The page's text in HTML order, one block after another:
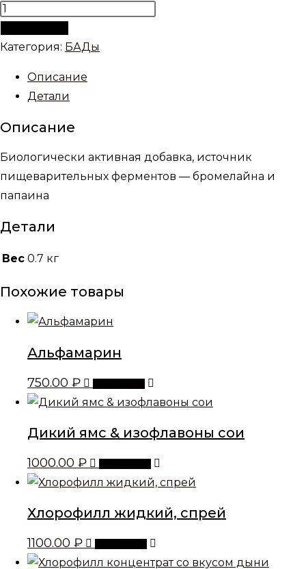
Количество
Бромелайн
папаин
Категория: БАДы
Описание
Детали
Описание
Биологически активная добавка, источник
пищеварительных ферментов — бромелайна и
папаина
Детали
Вес 0.7 кг
Похожие товары
Альфамарин
750.00 ₽
Дикий ямс & изофлавоны сои
1000.00 ₽
Хлорофилл жидкий, спрей
1100.00 ₽